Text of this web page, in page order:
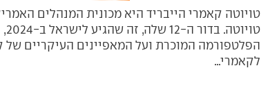
טויוטה קאמרי הייבריד היא מכונית המנהלים
הפלטפורמה המוכרת ועל המאפיינים העיקריים של
לקאמרי...